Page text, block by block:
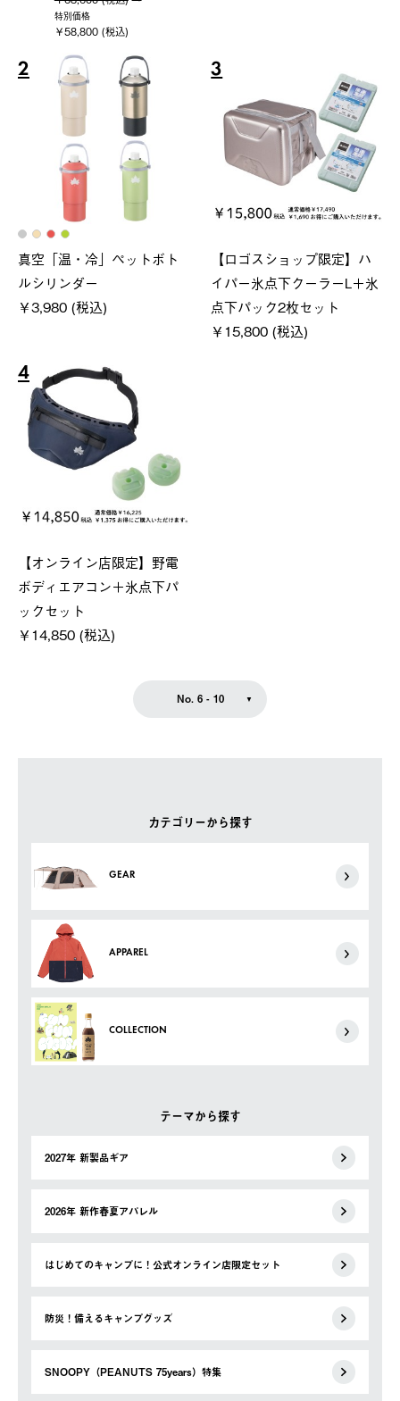
カテゴリーから探す
GEAR
APPAREL
COLLECTION
テーマから探す
2027年 新製品ギア
2026年 新作春夏アパレル
はじめてのキャンプに！公式オンライン店限定セット
防災！備えるキャンプグッズ
SNOOPY（PEANUTS 75years）特集
特別価格
￥58,800 (税込)
2
真空「温・冷」ペットボト
ルシリンダー
￥3,980 (税込)
3
【ロゴスショップ限定】ハ
イパー氷点下クーラーL＋氷
点下パック2枚セット
￥15,800 (税込)
4
【オンライン店限定】野電
ボディエアコン＋氷点下パ
ックセット
￥14,850 (税込)
No. 6 - 10